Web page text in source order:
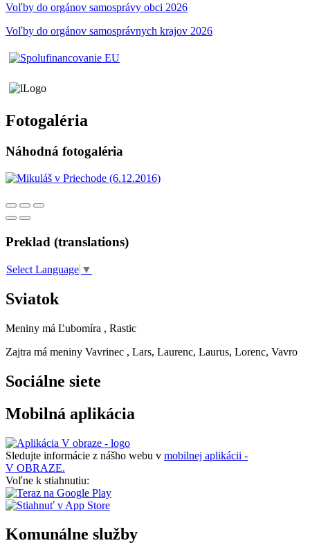
Voľby do orgánov samosprávy obci 2026
Voľby do orgánov samosprávnych krajov 2026
Fotogaléria
Náhodná fotogaléria
Preklad (translations)
Select Language ▼
Sviatok
Meniny má Ľubomíra , Rastic
Zajtra má meniny Vavrinec , Lars, Laurenc, Laurus, Lorenc, Vavro
Sociálne siete
Mobilná aplikácia
Sledujte informácie z nášho webu v mobilnej aplikácii -
V OBRAZE.
Voľne k stiahnutiu:
Komunálne služby